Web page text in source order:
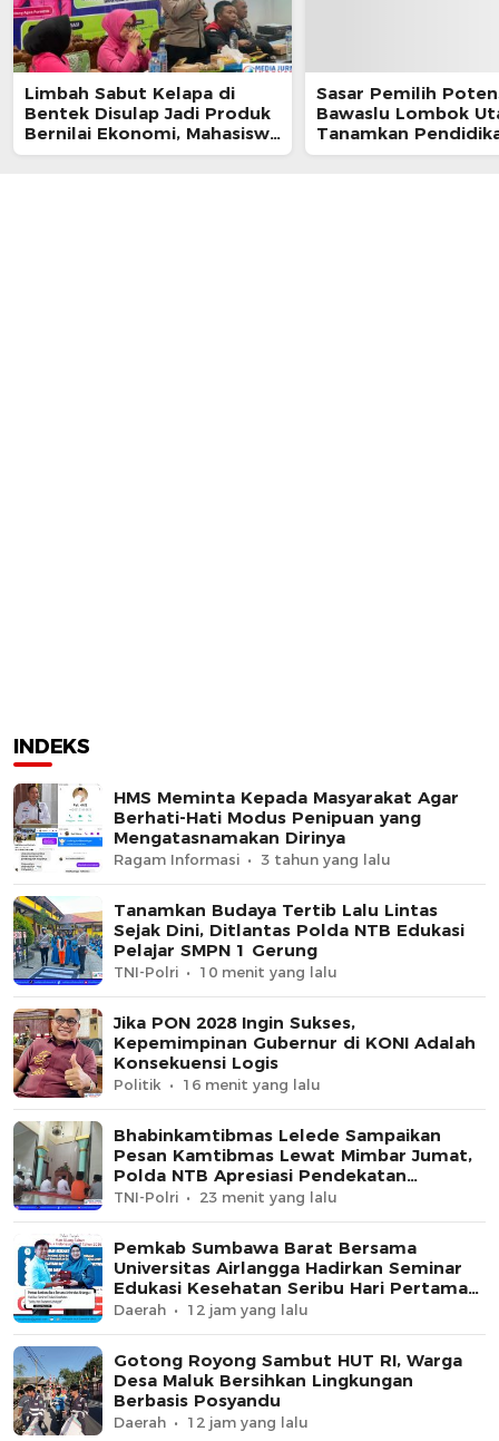
Limbah Sabut Kelapa di
Bentek Disulap Jadi Produk
Bernilai Ekonomi, Mahasiswa
KKN Gandeng Warga
Sasar Pemilih
Bawaslu Lombok
Tanamkan
Demokrasi di
INDEKS
HMS Meminta Kepada Masyarakat Agar
Berhati-Hati Modus Penipuan yang
Mengatasnamakan Dirinya
Ragam Informasi 3 tahun yang lalu
Tanamkan Budaya Tertib Lalu Lintas
Sejak Dini, Ditlantas Polda NTB Edukasi
Pelajar SMPN 1 Gerung
TNI-Polri 10 menit yang lalu
Jika PON 2028 Ingin Sukses,
Kepemimpinan Gubernur di KONI Adalah
Konsekuensi Logis
Politik 16 menit yang lalu
Bhabinkamtibmas Lelede Sampaikan
Pesan Kamtibmas Lewat Mimbar Jumat,
Polda NTB Apresiasi Pendekatan
Keagamaan
TNI-Polri 23 menit yang lalu
Pemkab Sumbawa Barat Bersama
Universitas Airlangga Hadirkan Seminar
Edukasi Kesehatan Seribu Hari Pertama
Kehidupan
Daerah 12 jam yang lalu
Gotong Royong Sambut HUT RI, Warga
Desa Maluk Bersihkan Lingkungan
Berbasis Posyandu
Daerah 12 jam yang lalu